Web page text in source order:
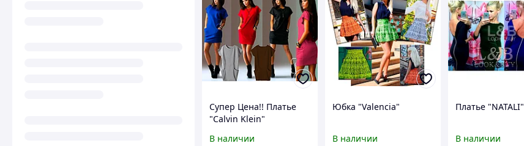
Супер Цена!! Платье
"Calvin Klein"
В наличии
Юбка "Valencia"
В наличии
Платье "NATALI"
В наличии